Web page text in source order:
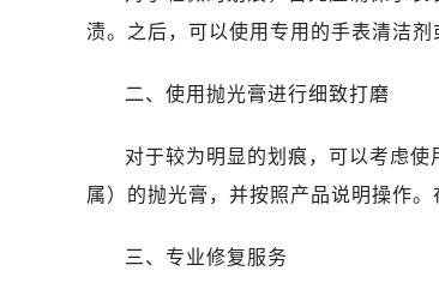
渍。之后，可以使用专用的手表清洁
二、使用抛光膏进行细致打磨
对于较为明显的划痕，可以考虑
属）的抛光膏，并按照产品说明操作
三、专业修复服务